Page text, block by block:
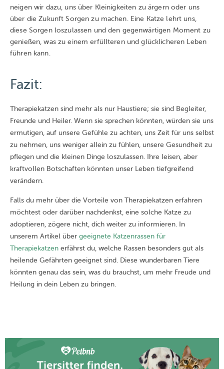
neigen wir dazu, uns über Kleinigkeiten zu ärgern oder uns
über die Zukunft Sorgen zu machen. Eine Katze lehrt uns,
diese Sorgen loszulassen und den gegenwärtigen Moment zu
genießen, was zu einem erfüllteren und glücklicheren Leben
führen kann.
Fazit:
Therapiekatzen sind mehr als nur Haustiere; sie sind Begleiter,
Freunde und Heiler. Wenn sie sprechen könnten, würden sie uns
ermutigen, auf unsere Gefühle zu achten, uns Zeit für uns selbst
zu nehmen, uns weniger allein zu fühlen, unsere Gesundheit zu
pflegen und die kleinen Dinge loszulassen. Ihre leisen, aber
kraftvollen Botschaften könnten unser Leben tiefgreifend
verändern.
Falls du mehr über die Vorteile von Therapiekatzen erfahren
möchtest oder darüber nachdenkst, eine solche Katze zu
adoptieren, zögere nicht, dich weiter zu informieren. In
unserem Artikel über geeignete Katzenrassen für
Therapiekatzen erfährst du, welche Rassen besonders gut als
heilende Gefährten geeignet sind. Diese wunderbaren Tiere
könnten genau das sein, was du brauchst, um mehr Freude und
Heilung in dein Leben zu bringen.